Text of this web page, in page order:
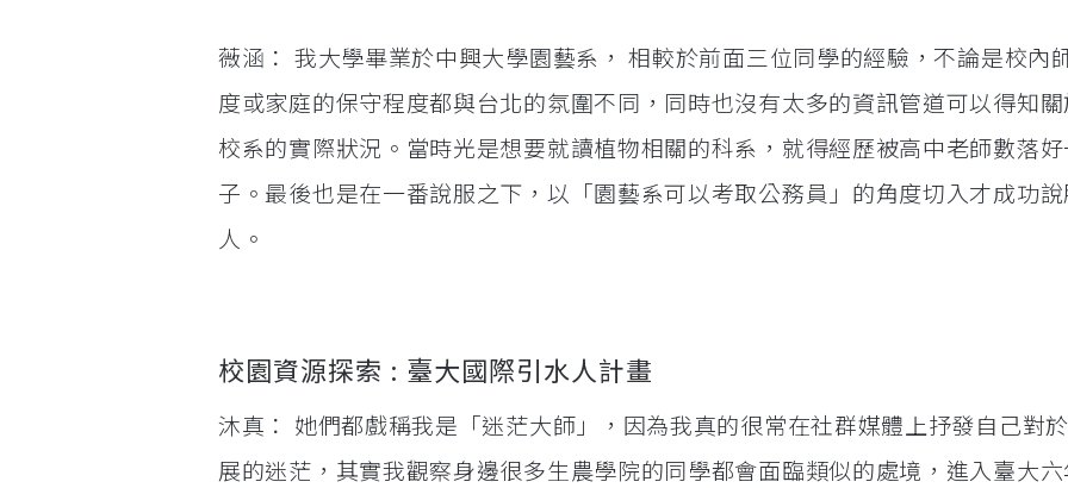
薇涵： 我大學畢業於中興大學園藝系， 相較於前面三位同學的經驗，不論是校內
度或家庭的保守程度都與台北的氛圍不同，同時也沒有太多的資訊管道可以得知
校系的實際狀況。當時光是想要就讀植物相關的科系，就得經歷被高中老師數落
子。最後也是在一番說服之下，以「園藝系可以考取公務員」的角度切入才成功
人。
校園資源探索 : 臺大國際引水人計畫
沐真： 她們都戲稱我是「迷茫大師」，因為我真的很常在社群媒體上抒發自己對
展的迷茫，其實我觀察身邊很多生農學院的同學都會面臨類似的處境，進入臺大六